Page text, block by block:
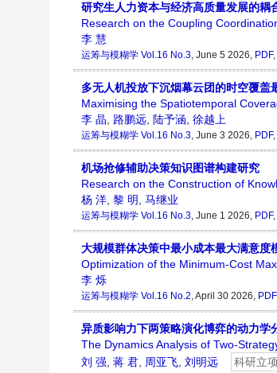
研究生人力资本与经济高质量发展的耦
Research on the Coupling
李 慧
运筹与模糊学 Vol.16 No.3, June 5 2026, PDF
多无人机投放下沉烟幕云团的时空覆盖
Maximising the Spatiotemporal
李 晶
路鹏远 陆予涵 徐越上
运筹与模糊学 Vol.16 No.3, June 3 2026, PDF
机场抢修辅助决策知识图谱构建研究
Research on the Construction of
杨 洋 黎 明 马继业
运筹与模糊学 Vol.16 No.3, June 1 2026, PDF
大规模群体决策中最小成本最大满意度
Optimization of the Minimum-Cost
李 烁
运筹与模糊学 Vol.16 No.2, April 30 2026, PDF
异质影响力下两策略演化博弈的动力学
The Dynamics Analysis of Two-
刘 强 蒋 君 周亚飞 刘明远 科研立